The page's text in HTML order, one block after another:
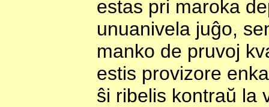
estas pri maroka
unuanivela juĝo,
manko de pruvoj
estis provizore
ŝi ribelis kontraŭ la